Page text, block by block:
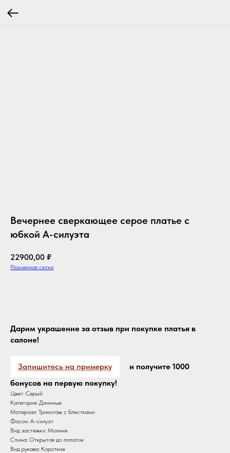
Вечернее сверкающее серое платье с
юбкой А-силуэта
22900,00 ₽
Размерная сетка
Дарим украшение за отзыв при покупке платья в
салоне!
Запишитесь на примерку
и получите 1000
бонусов на первую покупку!
Цвет: Серый
Категория: Длинные
Материал: Трикотаж с блестками
Фасон: А-силуэт
Вид застежки: Молния
Спина: Открытая до лопаток
Вид рукава: Короткие